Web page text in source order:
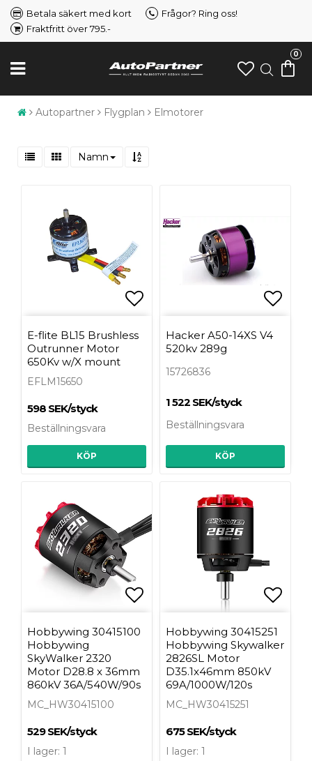
Betala säkert med kort
Frågor? Ring oss!
Fraktfritt över 795.-
0
Autopartner Flygplan Elmotorer
Namn
E-flite BL15 Brushless
Outrunner Motor
650Kv w/X mount
EFLM15650
598 SEK/styck
Beställningsvara
KÖP
Hacker A50-14XS V4
520kv 289g
15726836
1 522 SEK/styck
Beställningsvara
KÖP
Lägg till i
Hobbywing 30415100
Hobbywing
SkyWalker 2320
Motor D28.8 x 36mm
860kV 36A/540W/90s
MC_HW30415100
529 SEK/styck
I lager: 1
Hobbywing 30415251
Hobbywing Skywalker
2826SL Motor
D35.1x46mm 850kV
69A/1000W/120s
MC_HW30415251
675 SEK/styck
I lager: 1